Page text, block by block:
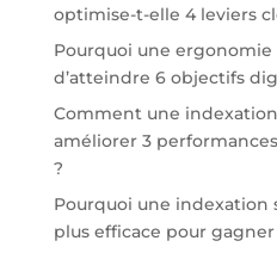
optimise-t-elle 4 leviers
Pourquoi une
d’atteindre 6 objectifs
Comment une
améliorer 3
?
Pourquoi une indexation
plus efficace pour